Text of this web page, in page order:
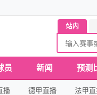
站内
员 新闻 预测
播 德甲直播 法甲